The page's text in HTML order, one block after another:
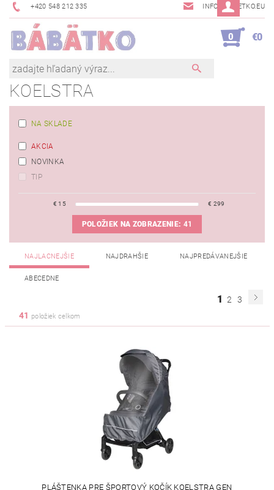
+420 548 212 335 INFO@BABETKO.EU
0 €0
KOELSTRA
NA SKLADE
AKCIA
NOVINKA
TIP
€15 € 299
POLOŽIEK NA ZOBRAZENIE: 41
NAJLACNEJŠIE NAJDRAHŠIE NAJPREDÁVANEJŠIE
ABECEDNE
1 2
3
41 položiek celkom
PLÁŠTENKA PRE ŠPORTOVÝ KOČÍK KOELSTRA GEN